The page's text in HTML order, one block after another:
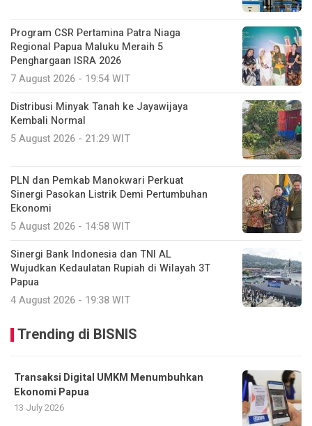
Program CSR Pertamina Patra Niaga
Regional Papua Maluku Meraih 5
Penghargaan ISRA 2026
7 August 2026 - 19:54 WIT
Distribusi Minyak Tanah ke Jayawijaya
Kembali Normal
5 August 2026 - 21:29 WIT
PLN dan Pemkab Manokwari Perkuat
Sinergi Pasokan Listrik Demi Pertumbuhan
Ekonomi
5 August 2026 - 14:58 WIT
Sinergi Bank Indonesia dan TNI AL
Wujudkan Kedaulatan Rupiah di Wilayah 3T
Papua
4 August 2026 - 19:38 WIT
Trending di BISNIS
Transaksi Digital UMKM Menumbuhkan
Ekonomi Papua
13 July 2026